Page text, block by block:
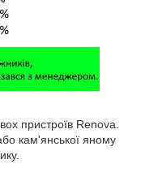
пристроїв Renova.
кам'янської яному